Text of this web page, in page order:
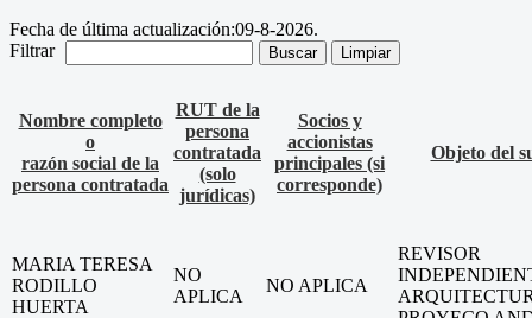
Fecha de última actualización:09-8-2026.
Filtrar
Buscar Limpiar
Nombre completo
o
razón social de la
persona contratada
RUT de la
persona
contratada
(solo
jurídicas)
Socios y
accionistas
principales (si
corresponde)
Objeto del
MARIA TERESA
RODILLO
HUERTA
NO
APLICA
NO APLICA
REVISOR